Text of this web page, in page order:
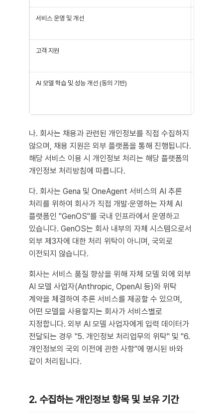
서비스 운영 및 개선
고객 지원
AI 모델 학습 및 성능 개선 (동의 기반)
나. 회사는 채용과 관련된 개인정보를 직접 수집하지
않으며, 채용 지원은 외부 플랫폼을 통해 진행됩니다.
해당 서비스 이용 시 개인정보 처리는 해당 플랫폼의
개인정보 처리방침에 따릅니다.
다. 회사는 Gena 및 OneAgent 서비스의 AI 추론
처리를 위하여 회사가 직접 개발·운영하는 자체 AI
플랫폼인 "GenOS"를 국내 인프라에서 운영하고
있습니다. GenOS는 회사 내부의 자체 시스템으로서
외부 제3자에 대한 처리 위탁이 아니며, 국외로
이전되지 않습니다.
회사는 서비스 품질 향상을 위해 자체 모델 외에 외부
AI 모델 사업자(Anthropic, OpenAI 등)와 위탁
계약을 체결하여 추론 서비스를 제공할 수 있으며,
어떤 모델을 사용할지는 회사가 서비스별로
지정합니다. 외부 AI 모델 사업자에게 입력 데이터가
전달되는 경우 "5. 개인정보 처리업무의 위탁" 및 "6.
개인정보의 국외 이전에 관한 사항"에 명시된 바와
같이 처리됩니다.
2. 수집하는 개인정보 항목 및 보유 기간